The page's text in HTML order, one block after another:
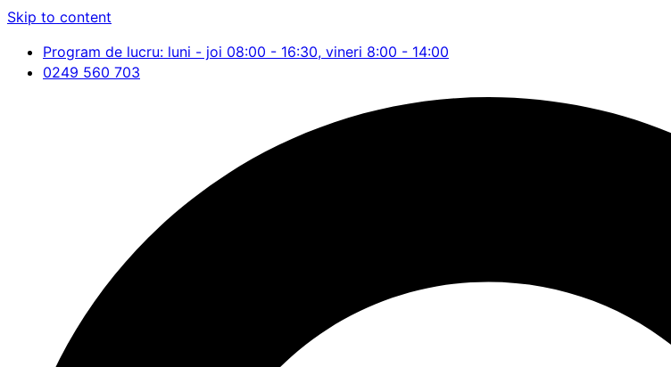
Skip to content
Program de lucru: luni - joi 08:00 - 16:30, vineri 8:00 - 14:00
0249 560 703